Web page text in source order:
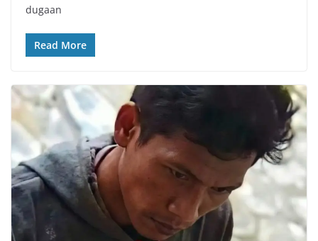
dugaan
Read More